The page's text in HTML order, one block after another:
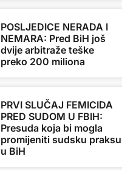
POSLJEDICE NERADA I
NEMARA: Pred BiH još
dvije arbitraže teške
preko 200 miliona
PRVI SLUČAJ FEMICIDA
PRED SUDOM U FBIH:
Presuda koja bi mogla
promijeniti sudsku praksu
u BiH